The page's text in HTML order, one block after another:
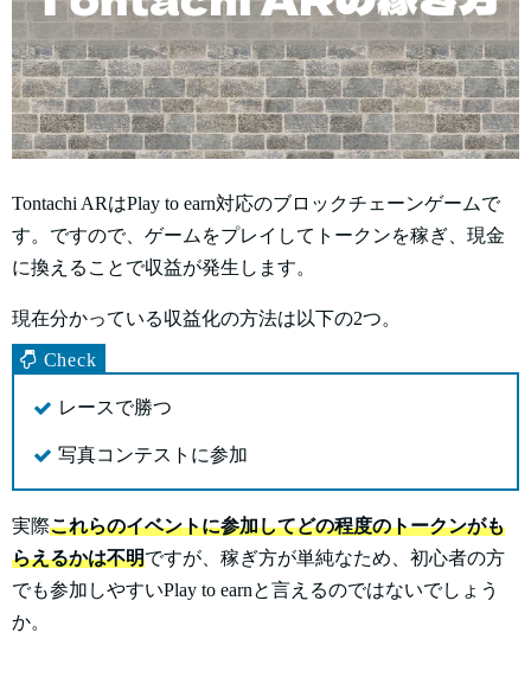
Tontachi ARはPlay to earn対応のブロックチェーンゲームで
す。ですので、ゲームをプレイしてトークンを稼ぎ、現金
に換えることで収益が発生します。
現在分かっている収益化の方法は以下の2つ。
レースで勝つ
写真コンテストに参加
実際これらのイベントに参加してどの程度のトークンがも
らえるかは不明ですが、稼ぎ方が単純なため、初心者の方
でも参加しやすいPlay to earnと言えるのではないでしょう
か。